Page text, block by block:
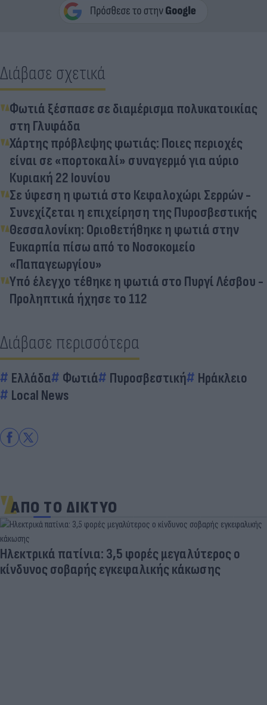
Διάβασε σχετικά
Φωτιά ξέσπασε σε διαμέρισμα πολυκατοικίας
στη Γλυφάδα
Χάρτης πρόβλεψης φωτιάς: Ποιες περιοχές
είναι σε «πορτοκαλί» συναγερμό για αύριο
Κυριακή 22 Ιουνίου
Σε ύφεση η φωτιά στο Κεφαλοχώρι Σερρών -
Συνεχίζεται η επιχείρηση της Πυροσβεστικής
Θεσσαλονίκη: Οριοθετήθηκε η φωτιά στην
Ευκαρπία πίσω από το Νοσοκομείο
«Παπαγεωργίου»
Υπό έλεγχο τέθηκε η φωτιά στο Πυργί Λέσβου -
Προληπτικά ήχησε το 112
Διάβασε περισσότερα
Ελλάδα Φωτιά Πυροσβεστική
Ηράκλειο
Local News
ΑΠΟ ΤΟ ΔΙΚΤΥΟ